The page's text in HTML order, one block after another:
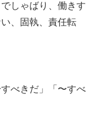
しゃばり、働きす
、固執、責任転
べきだ」「〜すべ